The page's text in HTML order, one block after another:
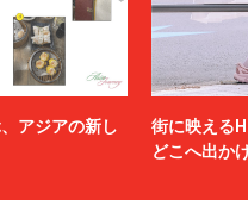
アジアの新し
街に映える
どこへ出か